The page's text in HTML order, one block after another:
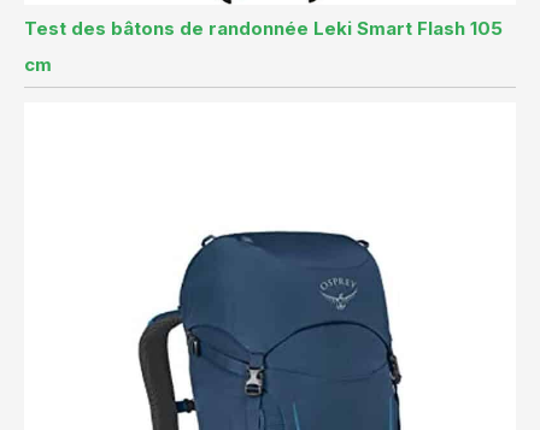
Test des bâtons de randonnée Leki Smart Flash 105
cm